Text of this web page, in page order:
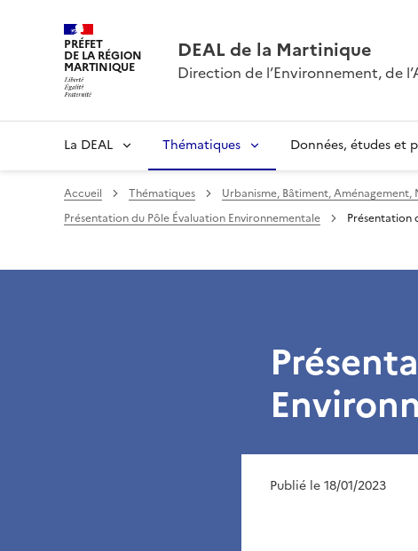
PRÉFET
DE LA RÉGION
MARTINIQUE
DEAL de la Martinique
Direction de l’Environnement, de
La DEAL Thématiques Données, études et
Accueil Thématiques Urbanisme, Bâtiment, Aménagement,
Présentation du Pôle Évaluation Environnementale
Présentation
Publié le 18/01/2023